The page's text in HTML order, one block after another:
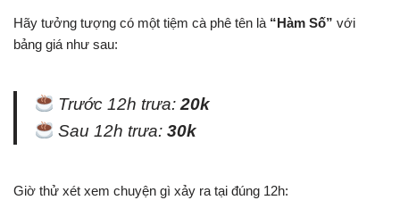
Hãy tưởng tượng có một tiệm cà phê tên là “Hàm Số” với
bảng giá như sau:
Trước 12h trưa:20k
Sau 12h trưa:30k
Giờ thử xét xem chuyện gì xảy ra tại đúng 12h: